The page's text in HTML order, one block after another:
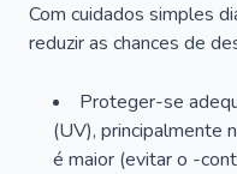
Com cuidados simples
reduzir as chances de
Proteger-se
(UV), principalmente
é maior (evitar o -